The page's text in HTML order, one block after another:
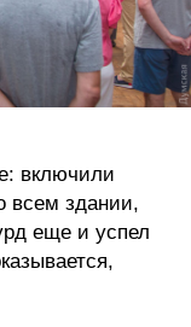
включили
всем здании,
еще и успел